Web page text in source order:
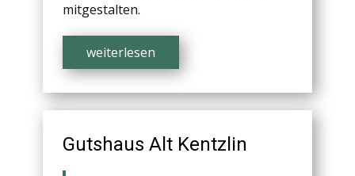
mitgestalten.
weiterlesen
Gutshaus Alt Kentzlin